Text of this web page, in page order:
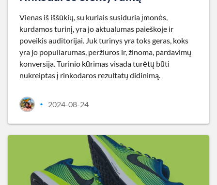
Vienas iš iššūkių, su kuriais susiduria įmonės,
kurdamos turinį, yra jo aktualumas paieškoje ir
poveikis auditorijai. Juk turinys yra toks geras, koks
yra jo populiarumas, peržiūros ir, žinoma, pardavimų
konversija. Turinio kūrimas visada turėtų būti
nukreiptas į rinkodaros rezultatų didinimą.
• 2024-08-24